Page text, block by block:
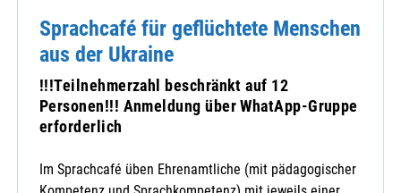
Sprachcafé für geflüchtete Menschen
aus der Ukraine
!!!Teilnehmerzahl beschränkt auf 12
Personen!!! Anmeldung über WhatApp-Gruppe
erforderlich
Im Sprachcafé üben Ehrenamtliche (mit pädagogischer